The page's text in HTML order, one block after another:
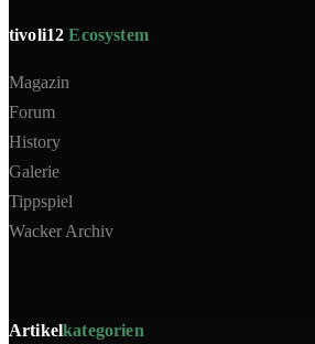
tivoli12Ecosystem
Magazin
Forum
History
Galerie
Tippspiel
Wacker Archiv
Artikelkategorien